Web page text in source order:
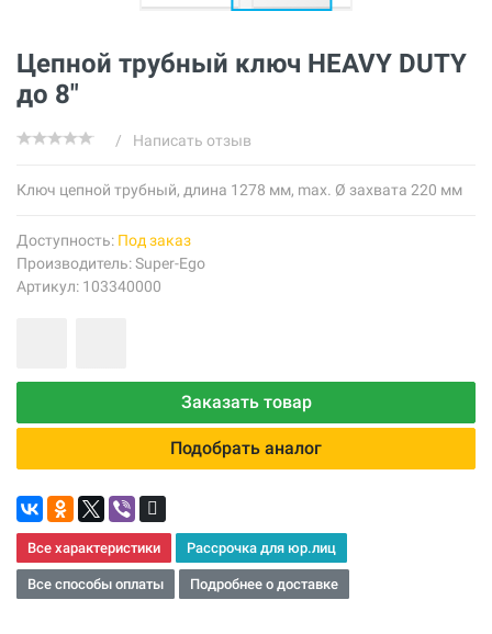
Цепной трубный ключ HEAVY DUTY
до 8"
/ Написать отзыв
Ключ цепной трубный, длина 1278 мм, max. Ø захвата 220 мм
Доступность: Под заказ
Производитель:Super-Ego
Артикул: 103340000
Заказать товар
Подобрать аналог
Все характеристики Рассрочка для юр.лиц
Все способы оплаты Подробнее о доставке